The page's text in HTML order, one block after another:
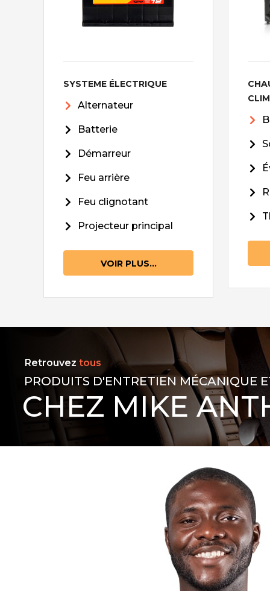
SYSTEME ÉLECTRIQUE
Alternateur
Batterie
Démarreur
Feu arrière
Feu clignotant
Projecteur principal
VOIR PLUS...
Retrouvez tous
PRODUITS D'ENTRETIEN MÉCANIQUE
CHEZ MIKE